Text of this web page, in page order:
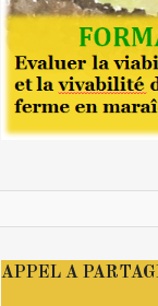
APPEL A